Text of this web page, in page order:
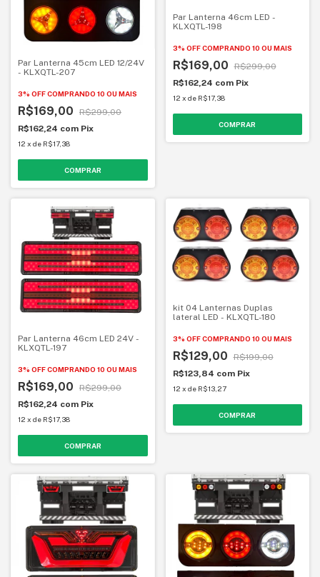
Par Lanterna 45cm LED 12/24V
- KLXQTL-207
3% OFFCOMPRANDO 10 OU MAIS
R$169,00
R$299,00
R$162,24 com Pix
12 x de R$17,38
Par Lanterna 46cm LED -
KLXQTL-198
3% OFF COMPRANDO 10 OU MAIS
R$169,00
R$299,00
R$162,24 com Pix
12 x de R$17,38
Par Lanterna 46cm LED 24V -
KLXQTL-197
3% OFFCOMPRANDO 10 OU MAIS
R$169,00
R$299,00
R$162,24 com Pix
12 x de R$17,38
kit 04 Lanternas Duplas
lateral LED - KLXQTL-180
3% OFF COMPRANDO 10 OU MAIS
R$129,00
R$199,00
R$123,84 com Pix
12 x de R$13,27